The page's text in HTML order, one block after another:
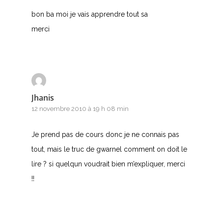
bon ba moi je vais apprendre tout sa
merci
Jhanis
12 novembre 2010 à 19 h 08 min
Je prend pas de cours donc je ne connais pas
tout, mais le truc de gwarnel comment on doit le
lire ? si quelqun voudrait bien m’expliquer, merci
!!